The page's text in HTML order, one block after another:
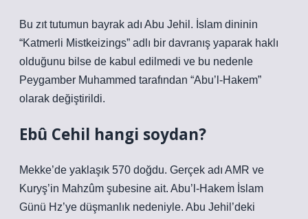
Bu zıt tutumun bayrak adı Abu Jehil. İslam dininin
“Katmerli Mistkeizings” adlı bir davranış yaparak haklı
olduğunu bilse de kabul edilmedi ve bu nedenle
Peygamber Muhammed tarafından “Abu’l-Hakem”
olarak değiştirildi.
Ebû Cehil hangi soydan?
Mekke’de yaklaşık 570 doğdu. Gerçek adı AMR ve
Kuryş’in Mahzûm şubesine ait. Abu’l-Hakem İslam
Günü Hz’ye düşmanlık nedeniyle. Abu Jehil’deki